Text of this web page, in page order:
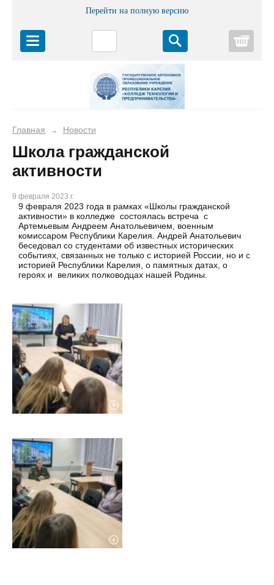
Перейти на полную версию
Главная → Новости
Школа гражданской
активности
9 февраля 2023 г.
9 февраля 2023 года в рамках «Школы гражданской
активности» в колледже состоялась встреча с
Артемьевым Андреем Анатольевичем, военным
комиссаром Республики Карелия. Андрей Анатольевич
беседовал со студентами об известных исторических
событиях, связанных не только с историей России, но и с
историей Республики Карелия, о памятных датах, о
героях и великих полководцах нашей Родины.